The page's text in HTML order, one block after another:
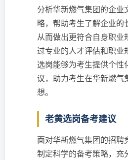
分析华新燃气集团的企业
略，帮助考生了解企业的
从而做出更符合自身职业
过专业的人才评估和职业
选岗能够为考生提供个性
议，助力考生在华新燃气
想。
老黄选岗备考建议
面对华新燃气集团的招聘
制定科学的备考策略，充